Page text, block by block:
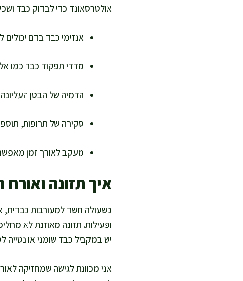
אולטרסאונד כדי לבדוק כבד
אנזימי כבד בדם
מדדי תפקוד כבד כמו
הדמיה של הבטן
סקירה של תרופות,
מעקב לאורך זמן מאפשר
איך תזונה
כשעולה חשד למעורבות כבדית,
ופעילות. תזונה מאוזנת לא
יש במקביל כבד שומני או נטייה
אני מכוונת לגישה שמחזיקה